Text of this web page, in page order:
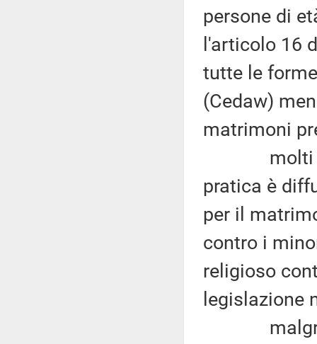
persone di
l'articolo 16
tutte le
(Cedaw)
matrimoni
molti
pratica è
per il
contro i
religioso
legislazione
malgrado